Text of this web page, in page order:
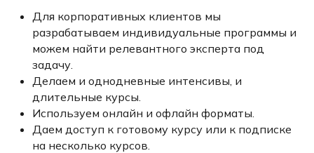
Для корпоративных клиентов мы
разрабатываем индивидуальные программы и
можем найти релевантного эксперта под
задачу.
Делаем и однодневные интенсивы, и
длительные курсы.
Используем онлайн и офлайн форматы.
Даем доступ к готовому курсу или к подписке
на несколько курсов.